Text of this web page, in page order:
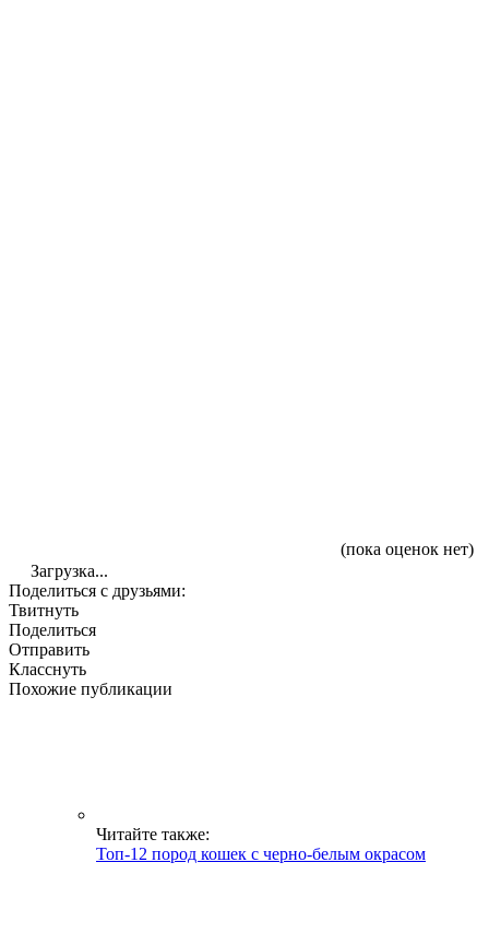
(пока оценок нет)
Загрузка...
Поделиться с друзьями:
Твитнуть
Поделиться
Отправить
Класснуть
Похожие публикации
Читайте также:
Топ-12 пород кошек с черно-белым окрасом